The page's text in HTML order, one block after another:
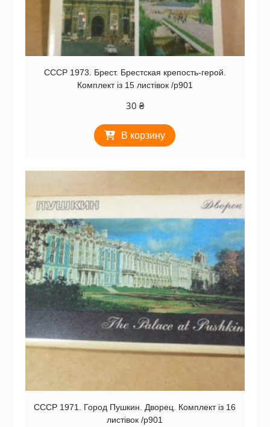
СССР 1973. Брест. Брестская крепость-герой.
Комплект із 15 листівок /р901
30 ₴
В корзину
СССР 1971. Город Пушкин. Дворец. Комплект із 16
листівок /р901